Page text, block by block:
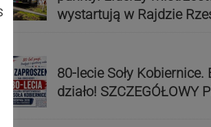
wystartują w Rajdzie
80-lecie Soły Kobiernice.
działo! SZCZEGÓŁOWY